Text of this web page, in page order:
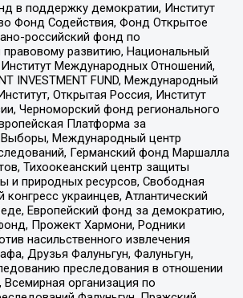
в поддержку демократии, Институт
Фонд Содействия, Фонд Открытое
российский фонд по
развитию, Национальный
Международных Отношений,
INVESTMENT FUND, Международный
Открытая Россия, Институт
Черноморский фонд регионального
Платформа за
Международный центр
Германский фонд Маршалла
Тихоокеанский центр защиты
и природных ресурсов, Свободная
украинцев, Атлантический
Европейский фонд за демократию,
Прожект Хармони, Родники
насильственного извлечения
Друзья Фалуньгун, Фалуньгун,
преследования в отношении
Всемирная организация по